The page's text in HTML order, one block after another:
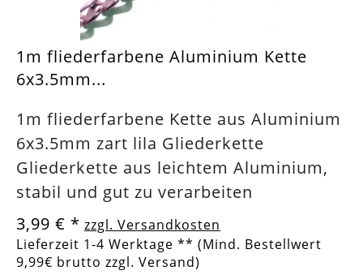
1m fliederfarbene Aluminium Kette
6x3.5mm...
1m fliederfarbene Kette aus Aluminium
6x3.5mm zart lila Gliederkette
Gliederkette aus leichtem Aluminium,
stabil und gut zu verarbeiten
3,99 € * zzgl. Versandkosten
Lieferzeit 1-4 Werktage ** (Mind. Bestellwert
9,99€ brutto zzgl. Versand)